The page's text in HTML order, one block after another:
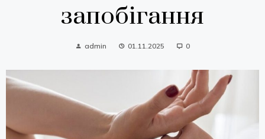
запобігання
admin 01.11.2025 0